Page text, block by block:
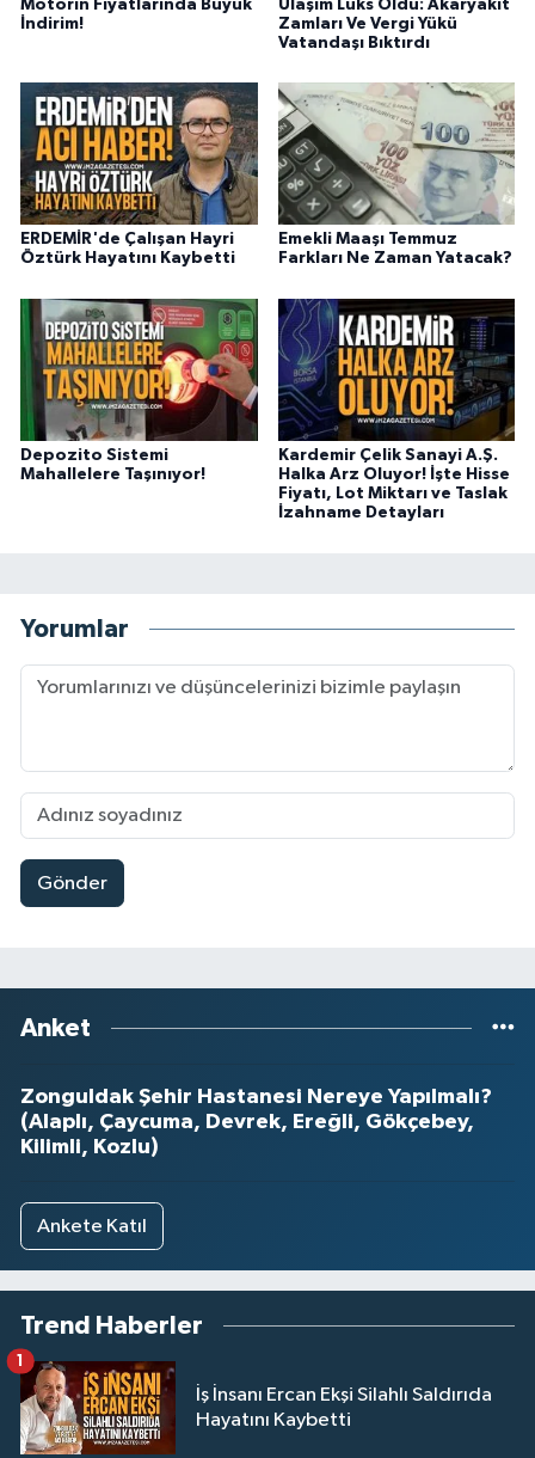
Motorin Fiyatlarında Büyük
İndirim!
Ulaşım Lüks Oldu: Akaryakıt
Zamları Ve Vergi Yükü
Vatandaşı Bıktırdı
ERDEMİR'de Çalışan Hayri
Öztürk Hayatını Kaybetti
Emekli Maaşı Temmuz
Farkları Ne Zaman Yatacak?
Depozito Sistemi
Mahallelere Taşınıyor!
Kardemir Çelik Sanayi A.Ş.
Halka Arz Oluyor! İşte Hisse
Fiyatı, Lot Miktarı ve Taslak
İzahname Detayları
Yorumlar
Gönder
Anket
Zonguldak Şehir Hastanesi Nereye Yapılmalı?
(Alaplı, Çaycuma, Devrek, Ereğli, Gökçebey,
Kilimli, Kozlu)
Ankete Katıl
Trend Haberler
İş İnsanı Ercan Ekşi Silahlı Saldırıda
Hayatını Kaybetti
1